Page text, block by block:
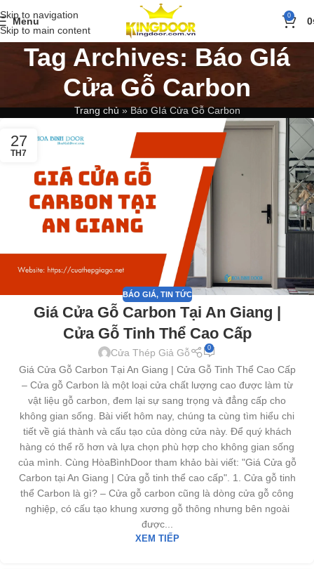
Skip to navigation
Skip to main content
Menu 0 0
Tag Archives: Báo GIá
Cửa Gỗ Carbon
Trang chủ»Báo GIá Cửa Gỗ Carbon
27
TH7
BÁO GIÁ, TIN TỨC
Giá Cửa Gỗ Carbon Tại An Giang |
Cửa Gỗ Tinh Thể Cao Cấp
Cửa Thép Giả Gỗ 0
Giá Cửa Gỗ Carbon Tại An Giang | Cửa Gỗ Tinh Thể Cao Cấp
– Cửa gỗ Carbon là một loại cửa chất lượng cao được làm từ
vật liệu gỗ carbon, đem lại sự sang trọng và đẳng cấp cho
không gian sống. Bài viết hôm nay, chúng ta cùng tìm hiểu chi
tiết về giá thành và cấu tạo của dòng cửa này. Để quý khách
hàng có thể rõ hơn và lựa chọn phù hợp cho không gian sống
của mình. Cùng HòaBìnhDoor tham khảo bài viết: "Giá Cửa gỗ
Carbon tại An Giang | Cửa gỗ tinh thể cao cấp". 1. Cửa gỗ tinh
thể Carbon là gì? – Cửa gỗ carbon cũng là dòng cửa gỗ công
nghiệp, có cấu tạo khung xương gỗ thông nhưng bên ngoài
được...
XEM TIẾP